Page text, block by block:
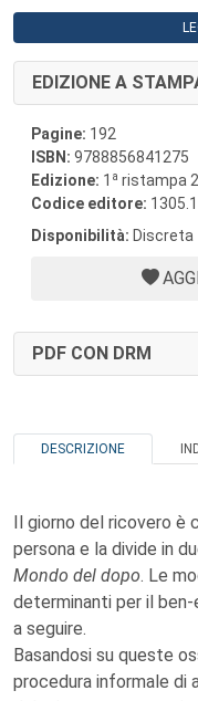
EDIZIONE A
Pagine: 192
ISBN: 9788856841275
Edizione: 1 a ristampa
Codice editore:
Disponibilità: Discreta
PDF CON DRM
DESCRIZIONE
Il giorno del ricovero è
persona e la divide in
Mondo del dopo. Le
determinanti per il
a seguire.
Basandosi su queste
procedura informale di